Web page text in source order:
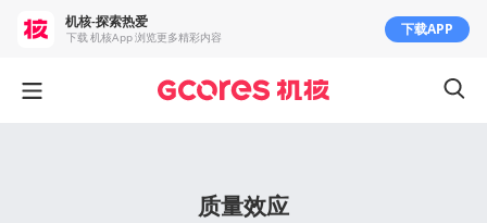
质量效应
机核-探索热爱
下载 机核App 浏览更多精彩内容 下载APP